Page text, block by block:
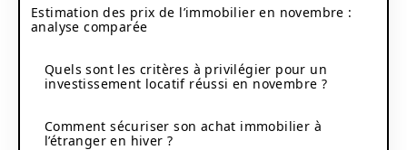
Estimation des prix de l’immobilier en novembre :
analyse comparée
Quels sont les critères à privilégier pour un
investissement locatif réussi en novembre ?
Comment sécuriser son achat immobilier à
l’étranger en hiver ?